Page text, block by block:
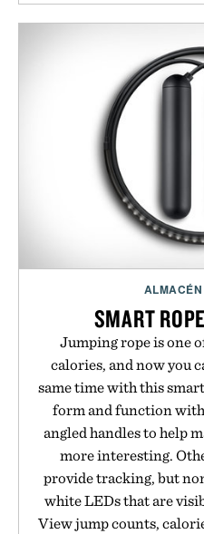
SMART
Jumping rope is one
calories, and now you
same time with this
form and function
angled handles to help
more interesting.
provide tracking, but
white LEDs that are
View jump counts,